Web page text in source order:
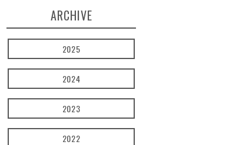
ARCHIVE
2025
2024
2023
2022